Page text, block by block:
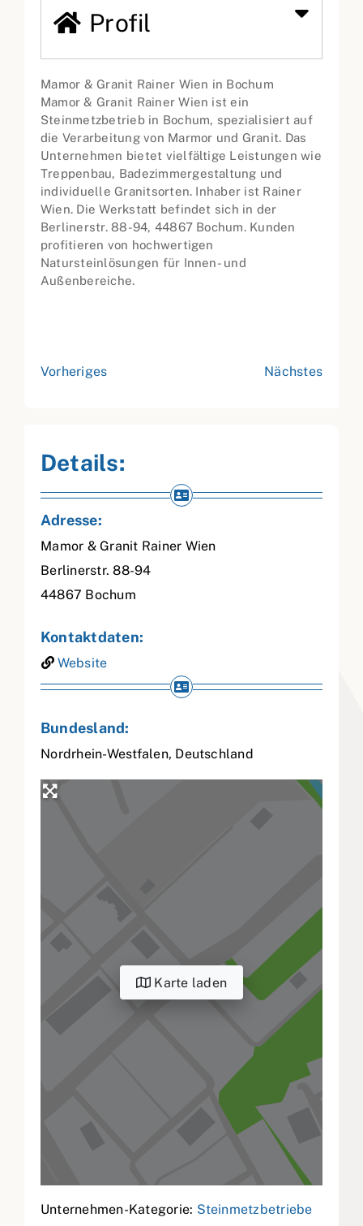
Profil
Mamor & Granit Rainer Wien in Bochum
Mamor & Granit Rainer Wien ist ein
Steinmetzbetrieb in Bochum, spezialisiert auf
die Verarbeitung von Marmor und Granit. Das
Unternehmen bietet vielfältige Leistungen wie
Treppenbau, Badezimmergestaltung und
individuelle Granitsorten. Inhaber ist Rainer
Wien. Die Werkstatt befindet sich in der
Berlinerstr. 88-94, 44867 Bochum. Kunden
profitieren von hochwertigen
Natursteinlösungen für Innen- und
Außenbereiche.
Vorheriges Nächstes
Details:
Adresse:
Mamor & Granit Rainer Wien
Berlinerstr. 88-94
44867 Bochum
Kontaktdaten:
Website
Bundesland:
Nordrhein-Westfalen, Deutschland
Karte laden
Unternehmen-Kategorie: Steinmetzbetriebe